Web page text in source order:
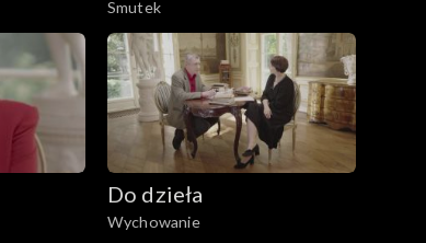
Smutek
Do dzieła
Wychowanie